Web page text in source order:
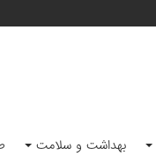
بهداشت و سلامت